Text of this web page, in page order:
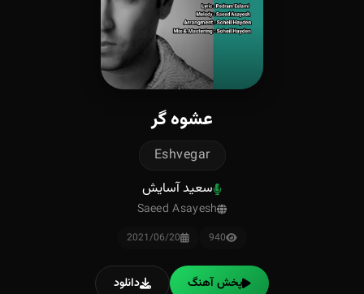
عشوه گر
Eshvegar
سعید آسایش
Saeed Asayesh
940
2021/06/20
پخش آهنگ دانلود